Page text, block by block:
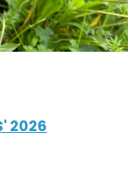
2026